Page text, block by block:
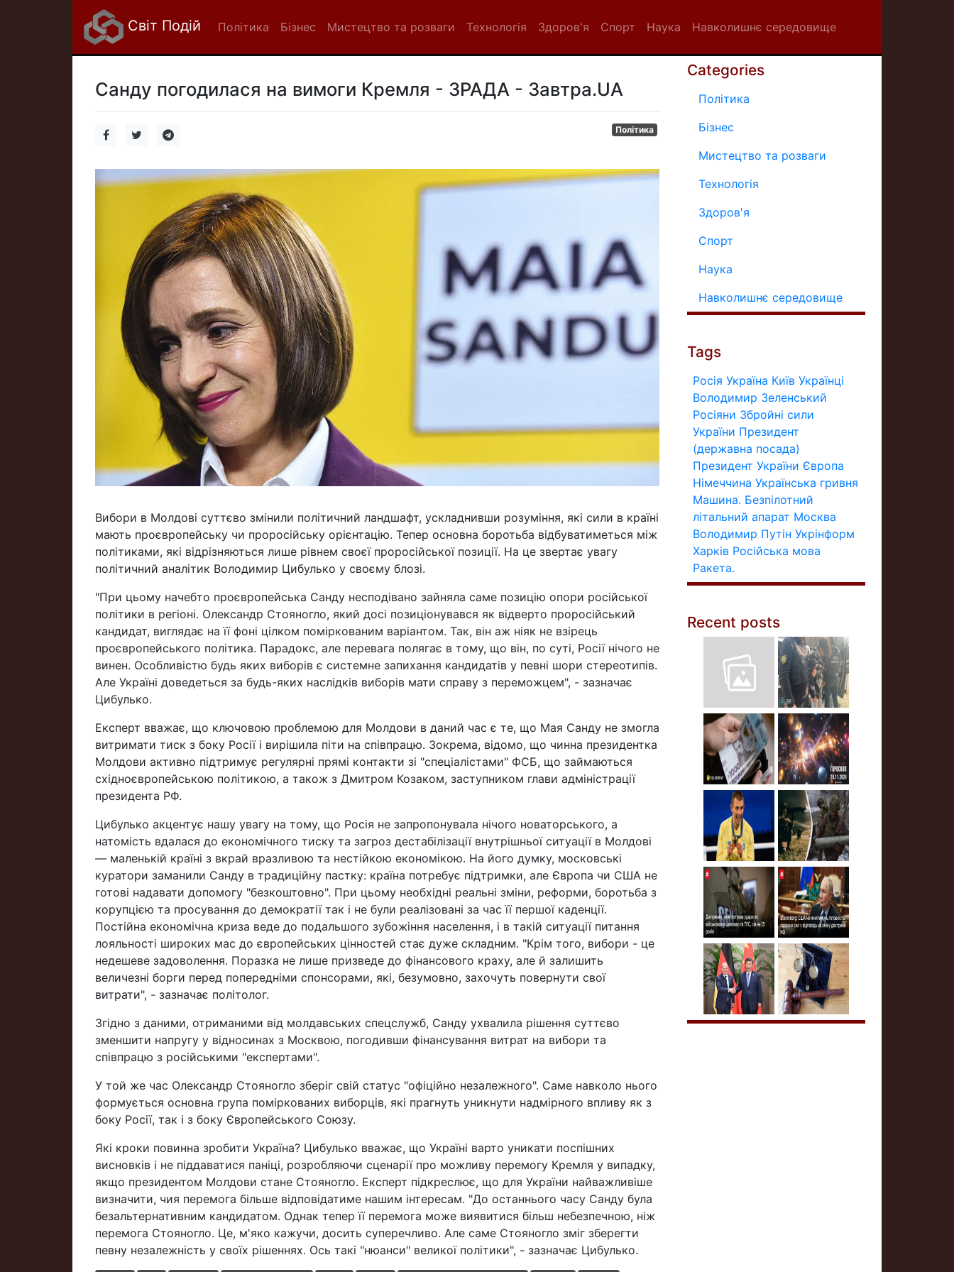
Світ Подій Політика Бізнес Мистецтво та розваги Технологія Здоров'я Спорт Наука Навколишнє середовище
Санду погодилася на вимоги Кремля - ЗРАДА - Завтра.UA
Політика
Вибори в Молдові суттєво змінили політичний ландшафт, ускладнивши розуміння, які сили в країні
мають проєвропейську чи проросійську орієнтацію. Тепер основна боротьба відбуватиметься між
політиками, які відрізняються лише рівнем своєї проросійської позиції. На це звертає увагу
політичний аналітик Володимир Цибулько у своєму блозі.
"При цьому начебто проєвропейська Санду несподівано зайняла саме позицію опори російської
політики в регіоні. Олександр Стояногло, який досі позиціонувався як відверто проросійський
кандидат, виглядає на її фоні цілком поміркованим варіантом. Так, він аж ніяк не взірець
проєвропейського політика. Парадокс, але перевага полягає в тому, що він, по суті, Росії нічого не
винен. Особливістю будь яких виборів є системне запихання кандидатів у певні шори стереотипів.
Але Україні доведеться за будь-яких наслідків виборів мати справу з переможцем", - зазначає
Цибулько.
Експерт вважає, що ключовою проблемою для Молдови в даний час є те, що Мая Санду не змогла
витримати тиск з боку Росії і вирішила піти на співпрацю. Зокрема, відомо, що чинна президентка
Молдови активно підтримує регулярні прямі контакти зі "спеціалістами" ФСБ, що займаються
східноєвропейською політикою, а також з Дмитром Козаком, заступником глави адміністрації
президента РФ.
Цибулько акцентує нашу увагу на тому, що Росія не запропонувала нічого новаторського, а
натомість вдалася до економічного тиску та загроз дестабілізації внутрішньої ситуації в Молдові
— маленькій країні з вкрай вразливою та нестійкою економікою. На його думку, московські
куратори заманили Санду в традиційну пастку: країна потребує підтримки, але Європа чи США не
готові надавати допомогу "безкоштовно". При цьому необхідні реальні зміни, реформи, боротьба з
корупцією та просування до демократії так і не були реалізовані за час її першої каденції.
Постійна економічна криза веде до подальшого зубожіння населення, і в такій ситуації питання
лояльності широких мас до європейських цінностей стає дуже складним. "Крім того, вибори - це
недешеве задоволення. Поразка не лише призведе до фінансового краху, але й залишить
величезні борги перед попередніми спонсорами, які, безумовно, захочуть повернути свої
витрати", - зазначає політолог.
Згідно з даними, отриманими від молдавських спецслужб, Санду ухвалила рішення суттєво
зменшити напругу у відносинах з Москвою, погодивши фінансування витрат на вибори та
співпрацю з російськими "експертами".
У той же час Олександр Стояногло зберіг свій статус "офіційно незалежного". Саме навколо нього
формується основна група поміркованих виборців, які прагнуть уникнути надмірного впливу як з
боку Росії, так і з боку Європейського Союзу.
Які кроки повинна зробити Україна? Цибулько вважає, що Україні варто уникати поспішних
висновків і не піддаватися паніці, розробляючи сценарії про можливу перемогу Кремля у випадку,
якщо президентом Молдови стане Стояногло. Експерт підкреслює, що для України найважливіше
визначити, чия перемога більше відповідатиме нашим інтересам. "До останнього часу Санду була
безальтернативним кандидатом. Однак тепер її перемога може виявитися більш небезпечною, ніж
перемога Стояногло. Це, м'яко кажучи, досить суперечливо. Але саме Стояногло зміг зберегти
певну незалежність у своїх рішеннях. Ось такі "нюанси" великої політики", - зазначає Цибулько.
Categories
Політика
Бізнес
Мистецтво та розваги
Технологія
Здоров'я
Спорт
Наука
Навколишнє середовище
Tags
Росія Україна Київ Українці
Володимир Зеленський
Росіяни Збройні сили
України Президент
(державна посада)
Президент України Європа
Німеччина Українська гривня
Машина. Безпілотний
літальний апарат Москва
Володимир Путін Укрінформ
Харків Російська мова
Ракета.
Recent posts